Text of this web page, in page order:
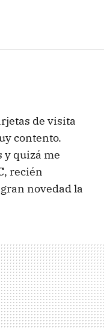
de visita
contento.
y quizá me
, recién
novedad la